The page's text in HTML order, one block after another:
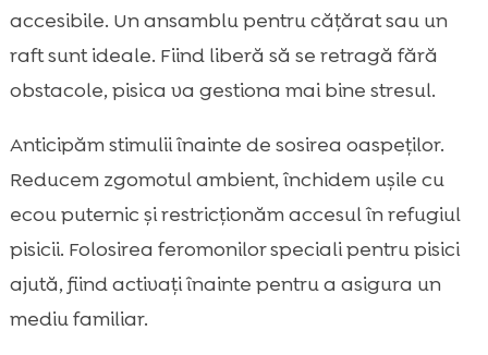
accesibile. Un ansamblu pentru cățărat sau un
raft sunt ideale. Fiind liberă să se retragă fără
obstacole, pisica va gestiona mai bine stresul.
Anticipăm stimulii înainte de sosirea oaspeților.
Reducem zgomotul ambient, închidem ușile cu
ecou puternic și restricționăm accesul în refugiul
pisicii. Folosirea feromonilor speciali pentru pisici
ajută, fiind activați înainte pentru a asigura un
mediu familiar.